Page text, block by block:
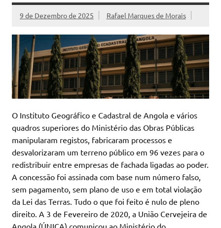
9 de Dezembro de 2025 Rafael Marques de Morais
O Instituto Geográfico e Cadastral de Angola e vários
quadros superiores do Ministério das Obras Públicas
manipularam registos, fabricaram processos e
desvalorizaram um terreno público em 96 vezes para o
redistribuir entre empresas de fachada ligadas ao poder.
A concessão foi assinada com base num número falso,
sem pagamento, sem plano de uso e em total violação
da Lei das Terras. Tudo o que foi feito é nulo de pleno
direito. A 3 de Fevereiro de 2020, a União Cervejeira de
Angola (ÚNICA) comunicou ao Ministério do